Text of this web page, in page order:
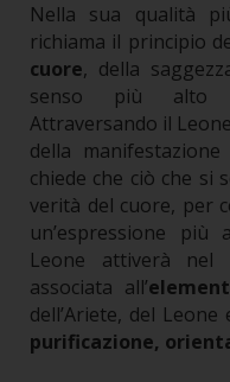
Nella sua qualità
richiama il principio
cuore, della
senso più alto
Attraversando il
della
chiede che ciò che si
verità del cuore, per
un’espressione più
Leone attiverà nel
associata all’
dell’Ariete, del
purificazione,